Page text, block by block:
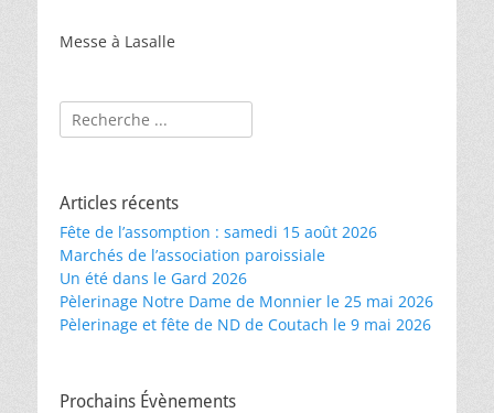
Messe à Lasalle
Rechercher :
Articles récents
Fête de l’assomption : samedi 15 août 2026
Marchés de l’association paroissiale
Un été dans le Gard 2026
Pèlerinage Notre Dame de Monnier le 25 mai 2026
Pèlerinage et fête de ND de Coutach le 9 mai 2026
Prochains Évènements